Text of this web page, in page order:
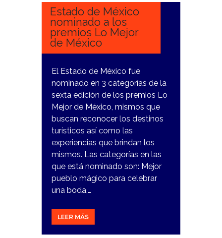
Estado de México
nominado a los
premios Lo Mejor
de México
El Estado de México fue
nominado en 3 categorías de la
sexta edición de los premios Lo
Mejor de México, mismos que
buscan reconocer los destinos
turísticos así como las
experiencias que brindan los
mismos. Las categorías en las
que está nominado son: Mejor
pueblo mágico para celebrar
una boda,…
LEER MÁS
15